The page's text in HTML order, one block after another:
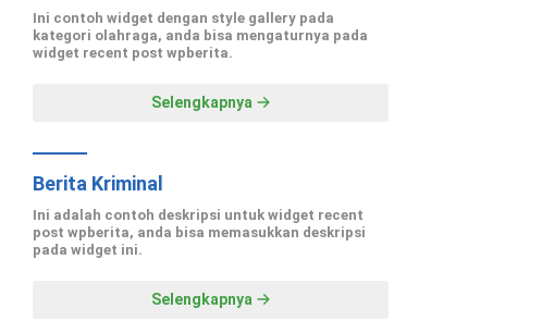
Ini contoh widget dengan style gallery pada
kategori olahraga, anda bisa mengaturnya pada
widget recent post wpberita.
Selengkapnya
Berita Kriminal
Ini adalah contoh deskripsi untuk widget recent
post wpberita, anda bisa memasukkan deskripsi
pada widget ini.
Selengkapnya